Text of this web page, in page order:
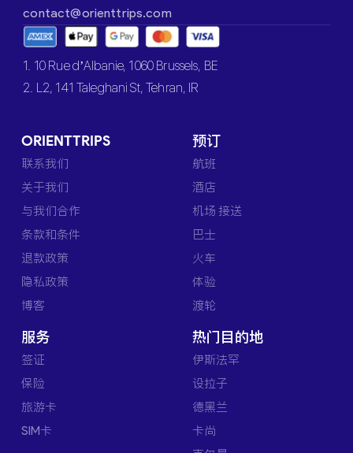
contact@orienttrips.com
1. 10 Rue d’Albanie, 1060 Brussels, BE
2. L2, 141 Taleghani St, Tehran, IR
ORIENTTRIPS
联系我们
关于我们
与我们合作
条款和条件
退款政策
隐私政策
博客
预订
航班
酒店
机场 接送
巴士
火车
体验
渡轮
服务
签证
保险
旅游卡
SIM卡
热门目的地
伊斯法罕
设拉子
德黑兰
卡尚